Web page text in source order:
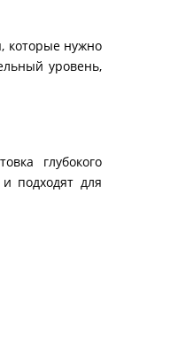
которые нужно
уровень,
глубокого
подходят для